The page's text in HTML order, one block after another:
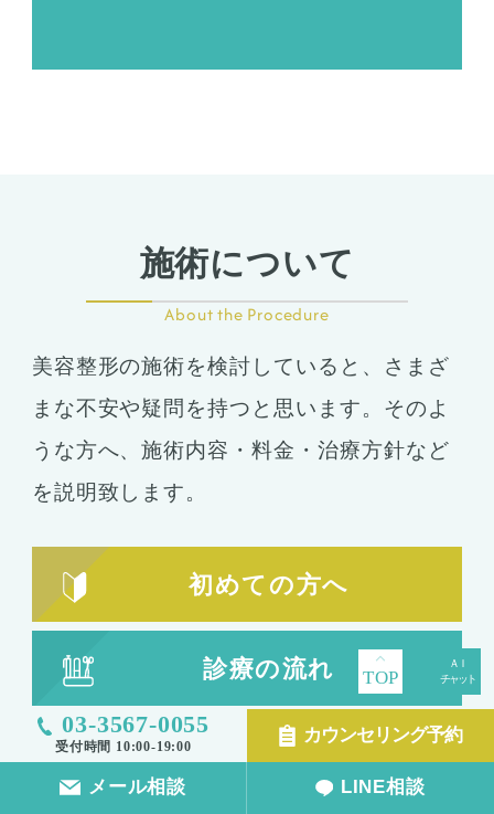
TOP
03-3567-0055
受付時間 10:00-19:00
カウンセリング予約
メール相談 LINE相談
施術について
About the Procedure
美容整形の施術を検討していると、さまざ
まな不安や疑問を持つと思います。そのよ
うな方へ、施術内容・料金・治療方針など
を説明致します。
初めての方へ
診療の流れ
症例写真